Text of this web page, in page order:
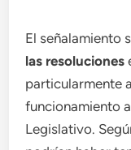
El señalamiento
las resoluciones
particularmente
funcionamiento
Legislativo.